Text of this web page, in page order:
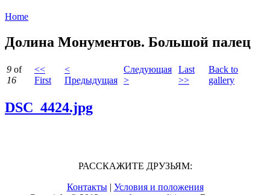
Home
Долина Монументов. Большой палец
9 of
16
<<
First
<
Предыдущая
Следующая
>
Last
>>
Back to
gallery
DSC_4424.jpg
РАССКАЖИТЕ ДРУЗЬЯМ:
Контакты| Условия и положения